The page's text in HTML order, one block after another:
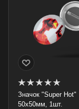
Значок "Super Hot"
50x50мм, 1шт.